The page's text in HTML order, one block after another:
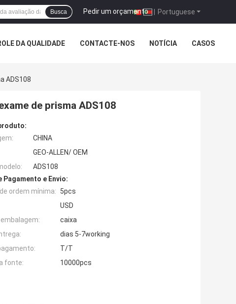
Portuguese
Pedir um orçamento |
Busca
DA QUALIDADE CONTACTE-NOS NOTÍCIA CASOS
ADS108
de prisma ADS108
CHINA
GEO-ALLEN/ OEM
ADS108
Pagamento e Envio:
ordem mínima:
5pcs
USD
caixa
dias 5-7working
T/T
fonte:
10000pcs